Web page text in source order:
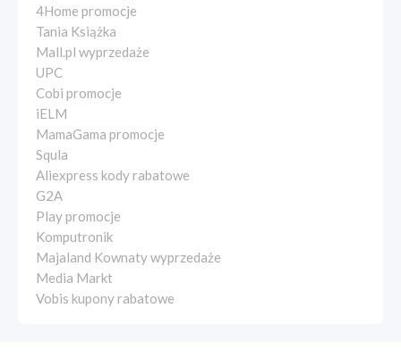
4Home promocje
Tania Książka
Mall.pl wyprzedaże
UPC
Cobi promocje
iELM
MamaGama promocje
Squla
Aliexpress kody rabatowe
G2A
Play promocje
Komputronik
Majaland Kownaty wyprzedaże
Media Markt
Vobis kupony rabatowe